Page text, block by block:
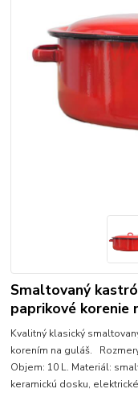
Smaltovaný
paprikové korenie
Kvalitný klasický
korením na guláš.
Objem: 10 L. Materiál:
keramickú dosku,